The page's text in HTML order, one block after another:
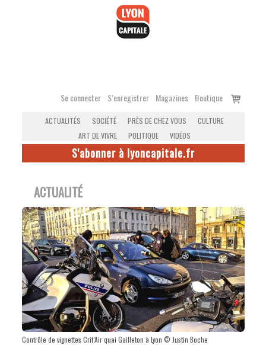
Se connecter S’enregistrer Magazines Boutique
Voir
ACTUALITÉS SOCIÉTÉ PRÈS DE CHEZ VOUS
CULTURE
ART DE VIVRE
POLITIQUE VIDÉOS
S'abonner à lyoncapitale.fr
ACTUALITÉ
Contrôle de vignettes Crit’Air quai Gailleton à Lyon © Justin Boche